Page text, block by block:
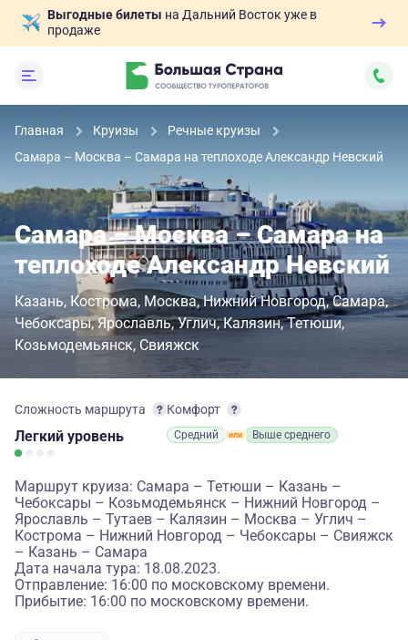
Выгодные билеты на Дальний Восток уже в
продаже
Главная Круизы
Речные круизы
Самара – Москва – Самара на теплоходе Александр Невский
Самара – Москва – Самара на
теплоходе Александр Невский
Казань Кострома Москва Нижний Новгород Самара
Чебоксары Ярославль Углич Калязин Тетюши
Козьмодемьянск Свияжск
Сложность маршрута
Легкий уровень
Комфорт
Средний Выше среднего
Маршрут круиза: Самара – Тетюши – Казань –
Чебоксары – Козьмодемьянск – Нижний Новгород –
Ярославль – Тутаев – Калязин – Москва – Углич –
Кострома – Нижний Новгород – Чебоксары – Свияжск
– Казань – Самара
Дата начала тура: 18.08.2023.
Отправление: 16:00 по московскому времени.
Прибытие: 16:00 по московскому времени.